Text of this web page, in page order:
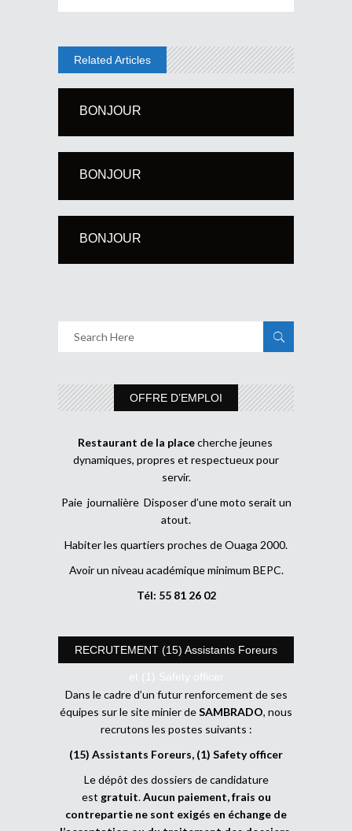
Related Articles
BONJOUR
BONJOUR
BONJOUR
OFFRE D’EMPLOI
Restaurant de la placecherche jeunes
dynamiques, propres et respectueux pour
servir.
Paie journalière Disposer d’une moto serait un
atout.
Habiter les quartiers proches de Ouaga 2000.
Avoir un niveau académique minimum BEPC.
Tél: 55 81 26 02
RECRUTEMENT (15) Assistants Foreurs
et (1) Safety officer
Dans le cadre d’un futur renforcement de ses
équipes sur le site minier deSAMBRADO, nous
recrutons les postes suivants :
(15) Assistants Foreurs, (1) Safety officer
Le dépôt des dossiers de candidature
est gratuit.Aucun paiement, frais ou
contrepartie ne sont exigés en échange de